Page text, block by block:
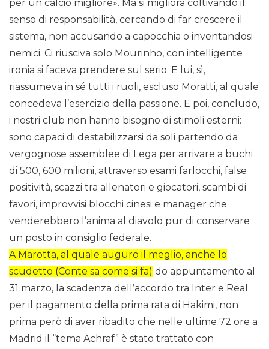
per un calcio migliore». Ma si migliora coltivando il
senso di responsabilità, cercando di far crescere il
sistema, non accusando a capocchia o inventandosi
nemici. Ci riusciva solo Mourinho, con intelligente
ironia si faceva prendere sul serio. E lui, sì,
riassumeva in sé tutti i ruoli, escluso Moratti, al quale
concedeva l’esercizio della passione. E poi, concludo,
i nostri club non hanno bisogno di stimoli esterni:
sono capaci di destabilizzarsi da soli partendo da
vergognose assemblee di Lega per arrivare a buchi
di 500, 600 milioni, attraverso esami farlocchi, false
positività, scazzi tra allenatori e giocatori, scambi di
favori, improvvisi blocchi cinesi e manager che
venderebbero l’anima al diavolo pur di conservare
un posto in consiglio federale.
A Marotta, al quale auguro il meglio, anche lo
scudetto (Conte sa come si fa) do appuntamento al
31 marzo, la scadenza dell’accordo tra Inter e Real
per il pagamento della prima rata di Hakimi, non
prima però di aver ribadito che nelle ultime 72 ore a
Madrid il “tema Achraf” è stato trattato con